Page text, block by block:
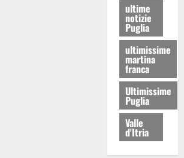
ultime
notizie
Puglia
ultimissime
martina
franca
Ultimissime
Puglia
Valle
d'Itria